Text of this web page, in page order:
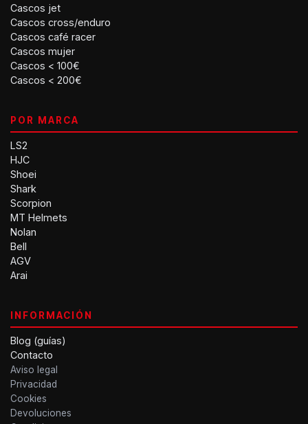
Cascos jet
Cascos cross/enduro
Cascos café racer
Cascos mujer
Cascos < 100€
Cascos < 200€
POR MARCA
LS2
HJC
Shoei
Shark
Scorpion
MT Helmets
Nolan
Bell
AGV
Arai
INFORMACIÓN
Blog (guías)
Contacto
Aviso legal
Privacidad
Cookies
Devoluciones